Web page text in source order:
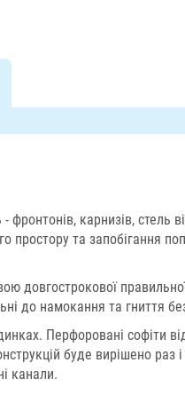
карнизів, стель
простору та запобігання
довгострокової
до намокання та гниття
Перфоровані софіти
буде вирішено раз
канали.